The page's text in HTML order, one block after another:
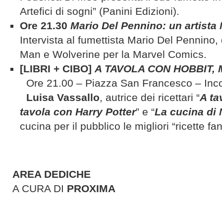
Artefici di sogni” (Panini Edizioni).
Ore 21.30 Mario Del Pennino: un artista
Intervista al fumettista Mario Del
Man e Wolverine per la Marvel Comics.
[LIBRI + CIBO] A TAVOLA CON HOBBIT,
Ore 21.00 – Piazza San Francesco –
Luisa Vassallo, autrice dei ricettari “A
tavola con Harry Potter” e “La cucina di
cucina per il pubblico le migliori “ricette
AREA DEDICHE
A CURA DI PROXIMA